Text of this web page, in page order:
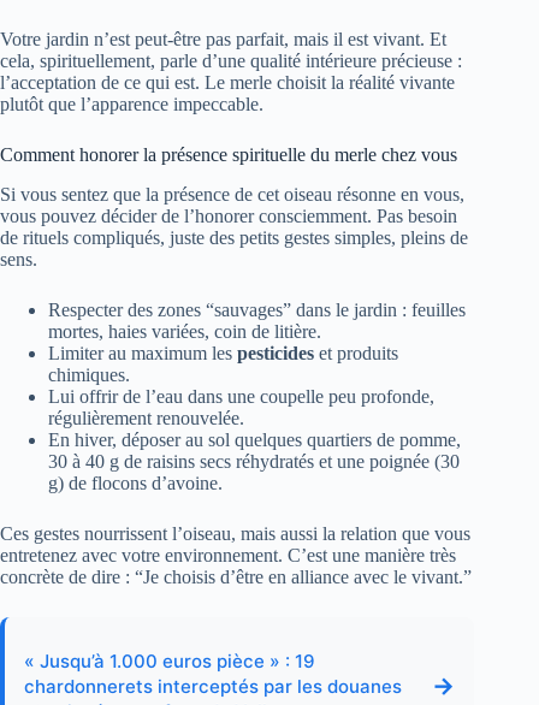
Votre jardin n’est peut-être pas parfait, mais il est vivant. Et
cela, spirituellement, parle d’une qualité intérieure précieuse :
l’acceptation de ce qui est. Le merle choisit la réalité vivante
plutôt que l’apparence impeccable.
Comment honorer la présence spirituelle du merle chez vous
Si vous sentez que la présence de cet oiseau résonne en vous,
vous pouvez décider de l’honorer consciemment. Pas besoin
de rituels compliqués, juste des petits gestes simples, pleins de
sens.
Respecter des zones “sauvages” dans le jardin : feuilles
mortes, haies variées, coin de litière.
Limiter au maximum les pesticides et produits
chimiques.
Lui offrir de l’eau dans une coupelle peu profonde,
régulièrement renouvelée.
En hiver, déposer au sol quelques quartiers de pomme,
30 à 40 g de raisins secs réhydratés et une poignée (30
g) de flocons d’avoine.
Ces gestes nourrissent l’oiseau, mais aussi la relation que vous
entretenez avec votre environnement. C’est une manière très
concrète de dire : “Je choisis d’être en alliance avec le vivant.”
« Jusqu’à 1.000 euros pièce » : 19
chardonnerets interceptés par les douanes
→